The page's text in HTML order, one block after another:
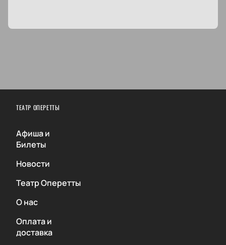
ТЕАТР ОПЕРЕТТЫ
Афиша и
Билеты
Новости
Театр Оперетты
О нас
Оплата и
доставка